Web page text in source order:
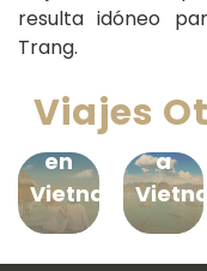
resulta idóneo
Trang.
Viajes
Luna
de
Miel
en
Vietnam
de
Viajes
a